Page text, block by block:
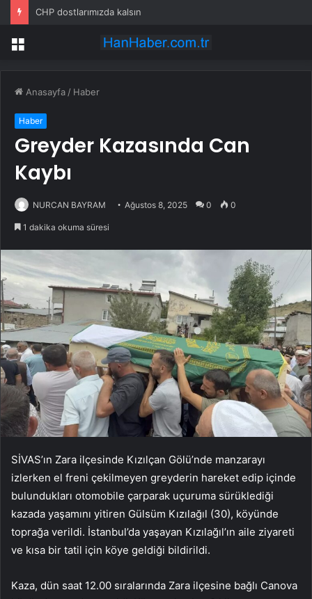
CHP dostlarımızda kalsın
Menü
Anasayfa / Haber
Haber
Greyder Kazasında Can
Kaybı
NURCAN BAYRAM Ağustos 8, 2025 0 0
1 dakika okuma süresi
SİVAS’ın Zara ilçesinde Kızılçan Gölü’nde manzarayı
izlerken el freni çekilmeyen greyderin hareket edip içinde
bulundukları otomobile çarparak uçuruma sürüklediği
kazada yaşamını yitiren Gülsüm Kızılağıl (30), köyünde
toprağa verildi. İstanbul’da yaşayan Kızılağıl’ın aile ziyareti
ve kısa bir tatil için köye geldiği bildirildi.
Kaza, dün saat 12.00 sıralarında Zara ilçesine bağlı Canova